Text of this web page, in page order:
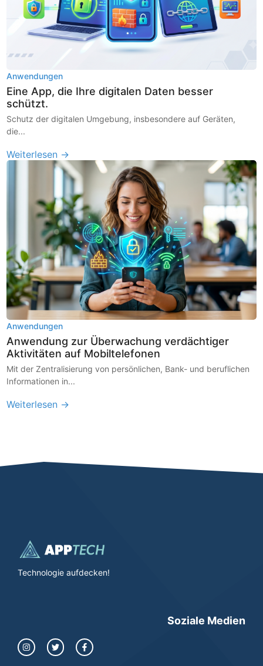
Anwendungen
Eine App, die Ihre digitalen Daten besser
schützt.
Schutz der digitalen Umgebung, insbesondere auf Geräten,
die...
Weiterlesen →
Anwendungen
Anwendung zur Überwachung verdächtiger
Aktivitäten auf Mobiltelefonen
Mit der Zentralisierung von persönlichen, Bank- und beruflichen
Informationen in...
Weiterlesen →
Technologie aufdecken!
Soziale Medien